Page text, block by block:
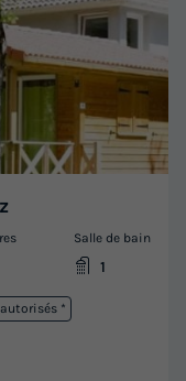
Salle de bain
1
*